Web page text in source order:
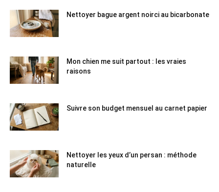
Nettoyer bague argent noirci au bicarbonate
Mon chien me suit partout : les vraies
raisons
Suivre son budget mensuel au carnet papier
Nettoyer les yeux d’un persan : méthode
naturelle